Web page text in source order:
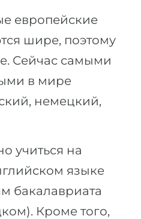
европейские
шире, поэтому
Сейчас самыми
в мире
немецкий,
учиться на
языке
бакалавриата
Кроме того,